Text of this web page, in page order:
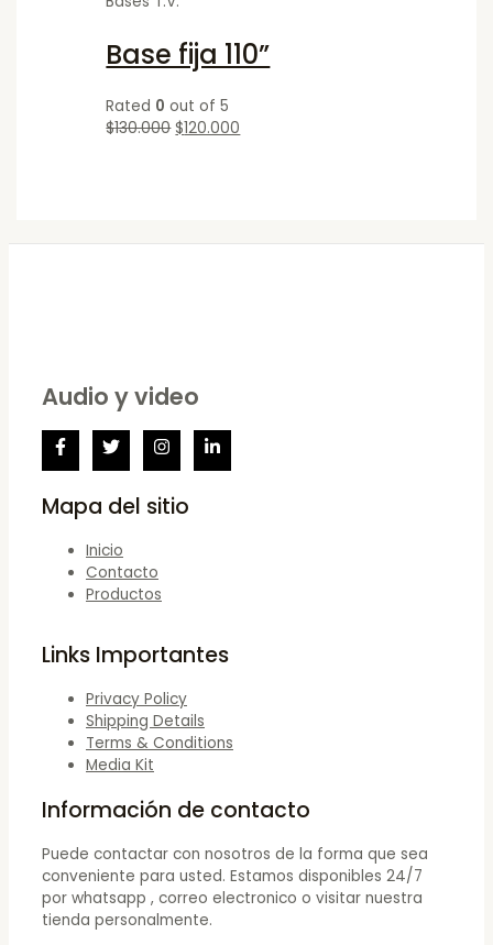
Base fija 110”
Rated 0 out of 5
$130.000 $120.000
Audio y video
Mapa del sitio
Inicio
Contacto
Productos
Links Importantes
Privacy Policy
Shipping Details
Terms & Conditions
Media Kit
Información de contacto
Puede contactar con nosotros de la forma que sea
conveniente para usted. Estamos disponibles 24/7
por whatsapp , correo electronico o visitar nuestra
tienda personalmente.